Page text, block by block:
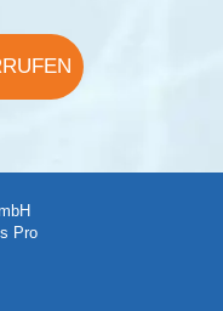
Pro